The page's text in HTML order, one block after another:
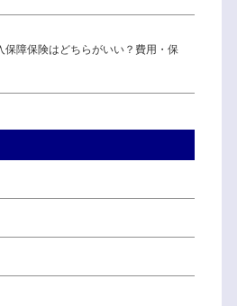
保障保険はどちらがいい？費用・保